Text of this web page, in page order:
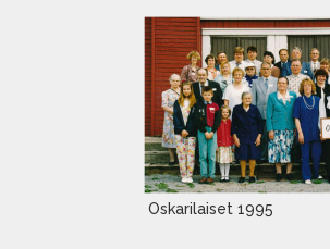
Oskarilaiset 1995